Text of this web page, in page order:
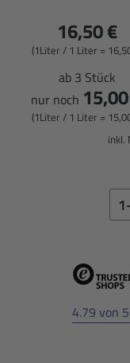
16,50 €
(1Liter / 1 Liter =
ab 3 Stück
nur noch
(1Liter / 1 Liter =
inkl.
4.79 von